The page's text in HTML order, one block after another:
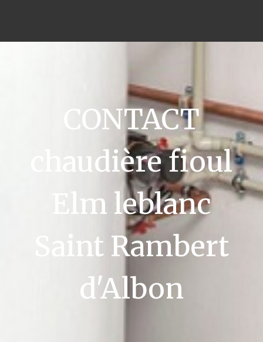
CONTACT
chaudière fioul
Elm leblanc
Saint Rambert
d'Albon